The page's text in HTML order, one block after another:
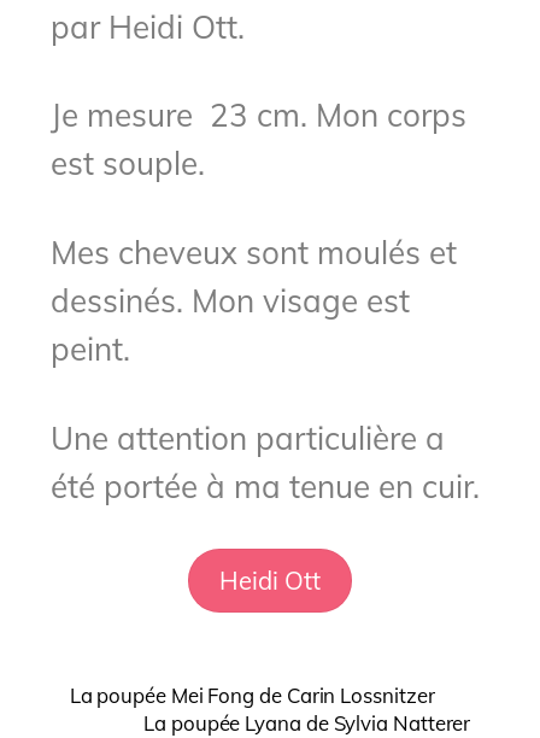
par Heidi Ott.
Je mesure 23 cm. Mon corps
est souple.
Mes cheveux sont moulés et
dessinés. Mon visage est
peint.
Une attention particulière a
été portée à ma tenue en cuir.
Heidi Ott
La poupée Mei Fong de Carin Lossnitzer
La poupée Lyana de Sylvia Natterer